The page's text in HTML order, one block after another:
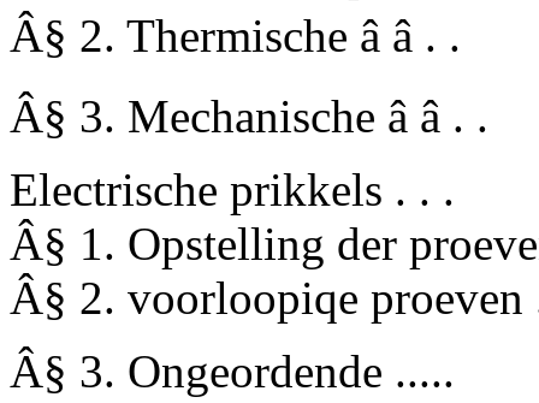
Â§ 2. Thermische â â . .
Â§ 3. Mechanische â â . .
Electrische prikkels . . .
Â§ 1. Opstelling der
Â§ 2. voorloopiqe proeven
Â§ 3. Ongeordende .....